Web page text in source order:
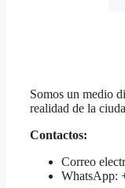
Somos un medio
realidad de la
Contactos:
Correo
WhatsApp: